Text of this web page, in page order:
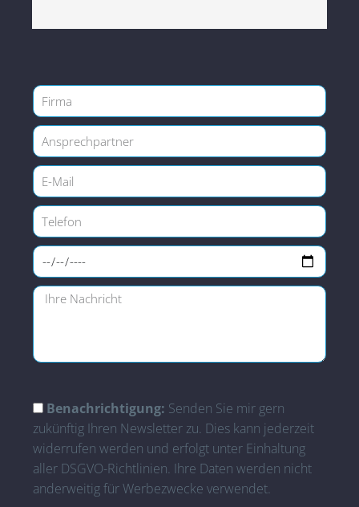
Benachrichtigung: Senden Sie mir gern
zukünftig Ihren Newsletter zu. Dies kann jederzeit
widerrufen werden und erfolgt unter Einhaltung
aller DSGVO-Richtlinien. Ihre Daten werden nicht
anderweitig für Werbezwecke verwendet.